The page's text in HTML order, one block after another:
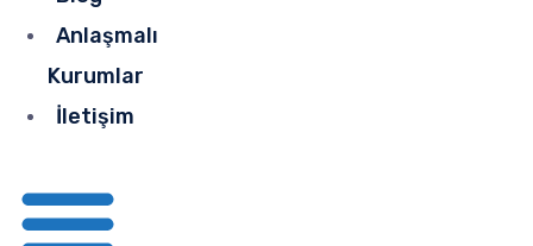
Anlaşmalı
Kurumlar
İletişim